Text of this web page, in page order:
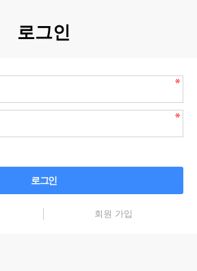
로그인
로그인
회원 가입